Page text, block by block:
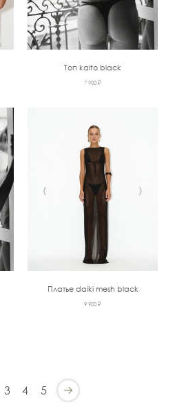
Топ kaito black
7 900 ₽
‹ ›
Платье daiki mesh black
9 900 ₽
3 4 5